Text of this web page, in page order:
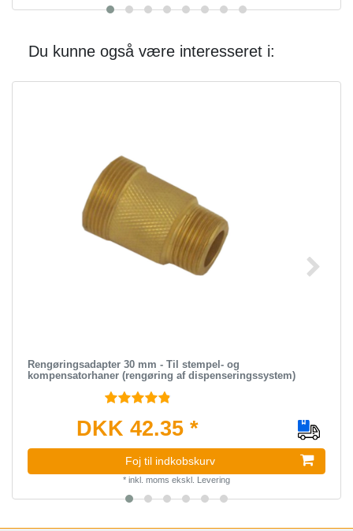
Du kunne også være interesseret i:
Rengøringsadapter 30 mm - Til stempel- og
kompensatorhaner (rengøring af dispenseringssystem)
DKK 42.35 *
Foj til indkobskurv
* inkl. moms ekskl. Levering